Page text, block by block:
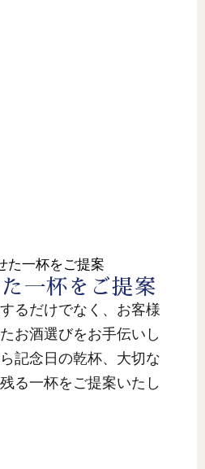
一杯をご提案
るだけでなく、お客様
お酒選びをお手伝いし
記念日の乾杯、大切な
る一杯をご提案いたし